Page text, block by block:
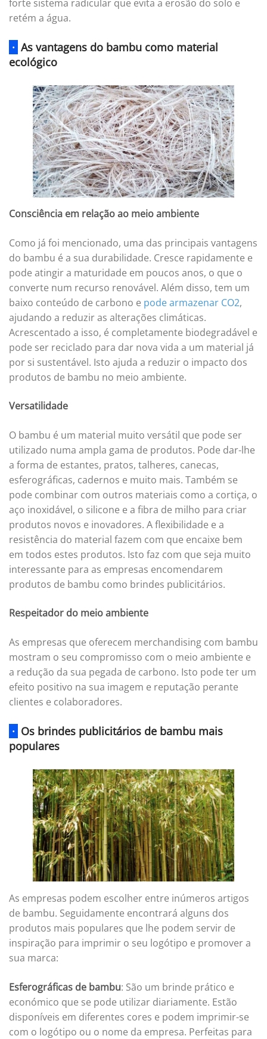
forte sistema radicular que evita a erosão do solo e
retém a água.
· As vantagens do bambu como material
ecológico
Consciência em relação ao meio ambiente
Como já foi mencionado, uma das principais vantagens
do bambu é a sua durabilidade. Cresce rapidamente e
pode atingir a maturidade em poucos anos, o que o
converte num recurso renovável. Além disso, tem um
baixo conteúdo de carbono e pode armazenar CO2,
ajudando a reduzir as alterações climáticas.
Acrescentado a isso, é completamente biodegradável e
pode ser reciclado para dar nova vida a um material já
por si sustentável. Isto ajuda a reduzir o impacto dos
produtos de bambu no meio ambiente.
Versatilidade
O bambu é um material muito versátil que pode ser
utilizado numa ampla gama de produtos. Pode dar-lhe
a forma de estantes, pratos, talheres, canecas,
esferográficas, cadernos e muito mais. Também se
pode combinar com outros materiais como a cortiça, o
aço inoxidável, o silicone e a fibra de milho para criar
produtos novos e inovadores. A flexibilidade e a
resistência do material fazem com que encaixe bem
em todos estes produtos. Isto faz com que seja muito
interessante para as empresas encomendarem
produtos de bambu como brindes publicitários.
Respeitador do meio ambiente
As empresas que oferecem merchandising com bambu
mostram o seu compromisso com o meio ambiente e
a redução da sua pegada de carbono. Isto pode ter um
efeito positivo na sua imagem e reputação perante
clientes e colaboradores.
· Os brindes publicitários de bambu mais
populares
As empresas podem escolher entre inúmeros artigos
de bambu. Seguidamente encontrará alguns dos
produtos mais populares que lhe podem servir de
inspiração para imprimir o seu logótipo e promover a
sua marca:
Esferográficas de bambu: São um brinde prático e
económico que se pode utilizar diariamente. Estão
disponíveis em diferentes cores e podem imprimir-se
com o logótipo ou o nome da empresa. Perfeitas para